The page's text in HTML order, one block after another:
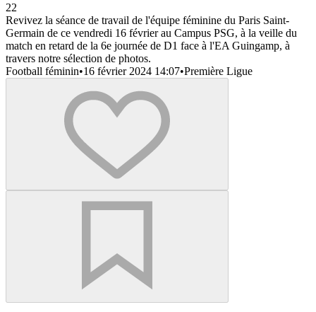
22
Revivez la séance de travail de l'équipe féminine du Paris Saint-
Germain de ce vendredi 16 février au Campus PSG, à la veille du
match en retard de la 6e journée de D1 face à l'EA Guingamp, à
travers notre sélection de photos.
Football féminin•16 février 2024 14:07•Première Ligue